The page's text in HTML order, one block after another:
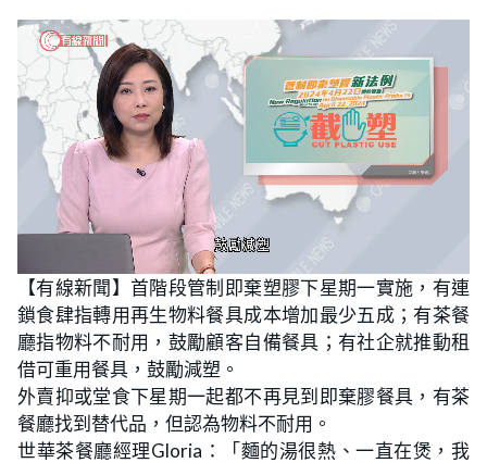
n
m
t
e
o
a
d
e
d
:
2
5
.
7
1
【有線新聞】首階段管制即棄塑膠下星期一實施，有連
鎖食肆指轉用再生物料餐具成本增加最少五成；有茶餐
廳指物料不耐用，鼓勵顧客自備餐具；有社企就推動租
借可重用餐具，鼓勵減塑。
外賣抑或堂食下星期一起都不再見到即棄膠餐具，有茶
餐廳找到替代品，但認為物料不耐用。
世華茶餐廳經理Gloria：「麵的湯很熱、一直在煲，我